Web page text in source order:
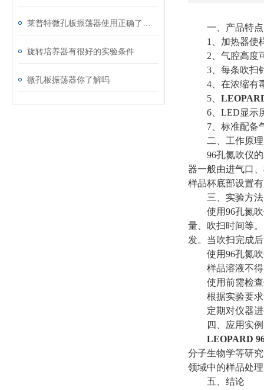
旋转培养器有很好的实验条件
微孔板振荡器你了解吗
一、产品特点
1、加热器使样
2、气腔高度可
3、每条吹扫针
4、在浓缩有毒
5、
6、LED显示屏
7、标准配备气
二、工作原理
96孔氮吹仪的
器一般由进气口
样品杯底部设置
三、实验方法
使用96孔氮吹
量、吹扫时间等
发。当吹扫完成
使用96孔氮吹
样品溶液不得
使用前需检查
根据实验要求
定期对仪器进
四、应用实例
LEOPARD
分子生物学等研
领域中的样品处
五、结论